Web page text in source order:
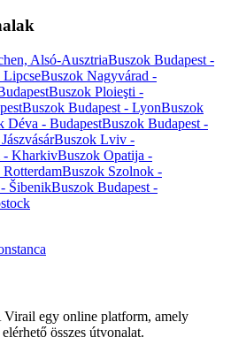
Alsó-AusztriaBuszok Budapest -
Buszok Nagyvárad -
Buszok Ploieşti -
Buszok Budapest - LyonBuszok
Déva - BudapestBuszok Budapest -
Buszok Lviv -
- KharkivBuszok Opatija -
Buszok Szolnok -
ŠibenikBuszok Budapest -
Virail egy online platform, amely
összes útvonalat.